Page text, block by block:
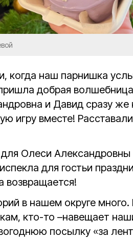
когда наш парнишка
добрая
и Давид сразу
игру вместе!
Олеси Александровны
для гостьи
возвращается!
в нашем округе
кто-то –навещает
посылку «за